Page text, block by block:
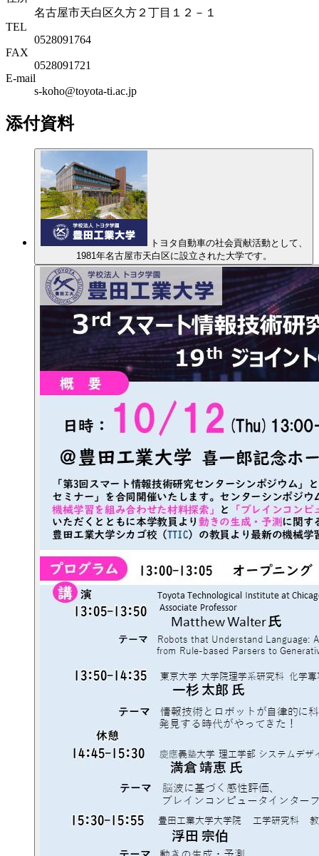
名古屋市天白区久方２丁目１２－１
TEL
0528091764
FAX
0528091721
E-mail
s-koho@toyota-ti.ac.jp
添付資料
トヨタ自動車の社会貢献活動として、
1981年名古屋市天白区に設立された大学です。